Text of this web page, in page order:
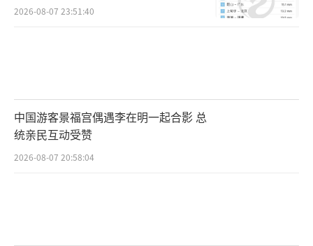
2026-08-07 23:51:40
中国游客景福宫偶遇李在明一起合影 总
统亲民互动受赞
2026-08-07 20:58:04